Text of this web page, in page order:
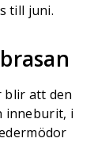
till juni.
blir att den
inneburit, i